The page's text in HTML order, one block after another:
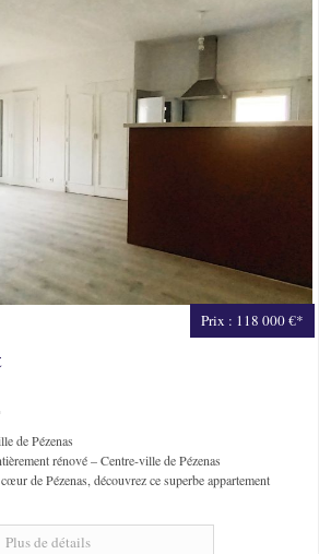
Prix : 118 000 €*
de Pézenas
rénové – Centre-ville de Pézenas
de Pézenas, découvrez ce superbe appartement
Plus de détails